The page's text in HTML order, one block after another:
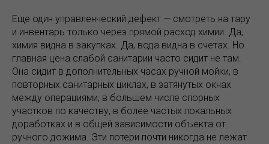
Еще один управленческий дефект — смотреть на тару
и инвентарь только через прямой расход химии. Да,
химия видна в закупках. Да, вода видна в счетах. Но
главная цена слабой санитарии часто сидит не там.
Она сидит в дополнительных часах ручной мойки, в
повторных санитарных циклах, в затянутых окнах
между операциями, в большем числе спорных
участков по качеству, в более частых локальных
доработках и в общей зависимости объекта от
ручного дожима. Эти потери почти никогда не лежат